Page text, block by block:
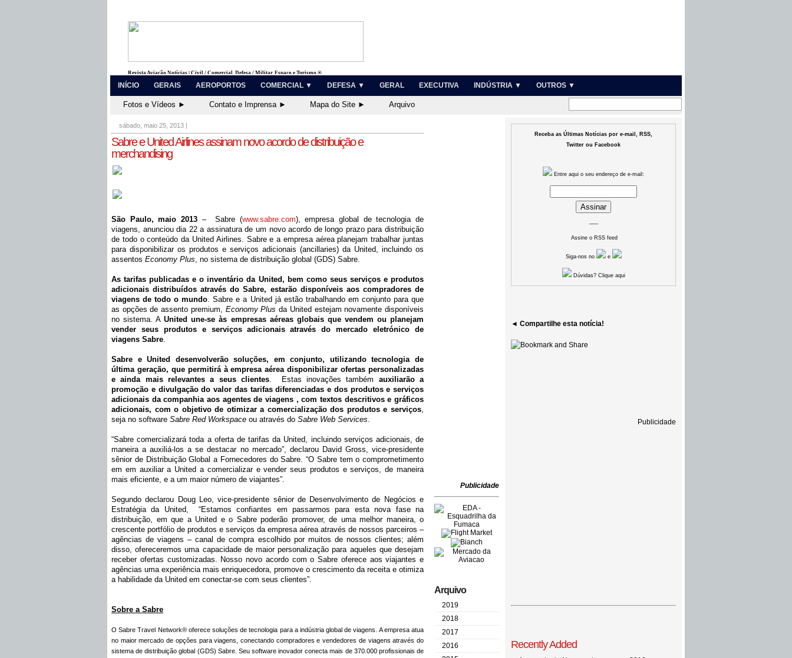
Revista Aviação Notícias | Civil / Comercial, Defesa / Militar, Espaço e Turismo ®
INÍCIO GERAIS AEROPORTOS COMERCIAL ▼ DEFESA ▼ GERAL EXECUTIVA INDÚSTRIA ▼ OUTROS ▼
Fotos e Vídeos ► Contato e Imprensa ► Mapa do Site ► Arquivo
sábado, maio 25, 2013 |
Sabre e United Airlines assinam novo acordo de distribuição e
merchandising
São Paulo, maio 2013 – Sabre (www.sabre.com), empresa global de tecnologia de
viagens, anunciou dia 22 a assinatura de um novo acordo de longo prazo para distribuição
de todo o conteúdo da United Airlines. Sabre e a empresa aérea planejam trabalhar juntas
para disponibilizar os produtos e serviços adicionais (ancillaries) da United, incluindo os
assentos Economy Plus, no sistema de distribuição global (GDS) Sabre.
As tarifas publicadas e o inventário da United, bem como seus serviços e produtos
adicionais distribuídos através do Sabre, estarão disponíveis aos compradores de
viagens de todo o mundo. Sabre e a United já estão trabalhando em conjunto para que
as opções de assento premium, Economy Plusda United estejam novamente disponíveis
no sistema. AUnited une-se às empresas aéreas globais que vendem ou planejam
vender seus produtos e serviços adicionais através do mercado eletrónico de
viagens Sabre.
Sabre e United desenvolverão soluções, em conjunto, utilizando tecnologia de
última geração, que permitirá à empresa aérea disponibilizar ofertas personalizadas
e ainda mais relevantes a seus clientes. Estas inovações também auxiliarão a
promoção e divulgação do valor das tarifas diferenciadas e dos produtos e serviços
adicionais da companhia aos agentes de viagens , com textos descritivos e gráficos
adicionais, com o objetivo de otimizar a comercialização dos produtos e serviços,
seja no software Sabre Red Workspace ou através do Sabre Web Services.
“Sabre comercializará toda a oferta de tarifas da United, incluindo serviços adicionais, de
maneira a auxiliá-los a se destacar no mercado”, declarou David Gross, vice-presidente
sênior de Distribuição Global a Fornecedores do Sabre. “O Sabre tem o comprometimento
em em auxiliar a United a comercializar e vender seus produtos e serviços, de maneira
mais eficiente, e a um maior número de viajantes”.
Segundo declarou Doug Leo, vice-presidente sênior de Desenvolvimento de Negócios e
Estratégia da United, “Estamos confiantes em passarmos para esta nova fase na
distribuição, em que a United e o Sabre poderão promover, de uma melhor maneira, o
crescente portfólio de produtos e serviços da empresa aérea através de nossos parceiros –
agências de viagens – canal de compra escolhido por muitos de nossos clientes; além
disso, ofereceremos uma capacidade de maior personalização para aqueles que desejam
receber ofertas customizadas. Nosso novo acordo com o Sabre oferece aos viajantes e
agências uma experiência mais enriquecedora, promove o crescimento da receita e otimiza
a habilidade da United em conectar-se com seus clientes”.
Sobre a Sabre
O Sabre Travel Network®oferece soluções de tecnologia para a indústria global de viagens. A empresa atua
no maior mercado de opções para viagens, conectando compradores e vendedores de viagens através do
sistema de distribuição global (GDS) Sabre. Seu software inovador conecta mais de 370.000 profissionais de
Publicidade
Arquivo
2019
2018
2017
2016
Receba as Últimas Notícias por e-mail, RSS,
Twitter ou Facebook
Entre aqui o seu endereço de e-mail:
Assine o RSS feed
Siga-nos no e
Dúvidas? Clique aqui
◄ Compartilhe esta notícia!
Publicidade
Recently Added